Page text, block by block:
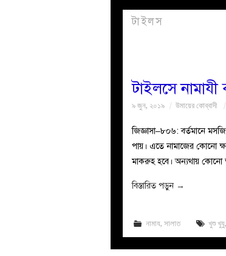
টাইলস
টাইলসে নামাযী
৯ জুন, ২০১৯ উমায়ের কোব্বাদী
জিজ্ঞাসা–৮০৬: বর্তমানে
পায়। এতে নামাজের কোনো
মাকরুহ হবে। অন্যথায় কোনো
বিস্তারিত পড়ুন →
নামায,সালাত খুশু খুযু